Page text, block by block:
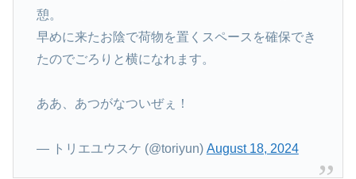
憩。
早めに来たお陰で荷物を置くスペースを確保でき
たのでごろりと横になれます。
ああ、あつがなついぜぇ！
— トリエユウスケ (@toriyun) August 18, 2024